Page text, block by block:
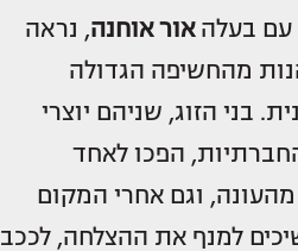
עם בעלהאור אוחנה, נראה
מהחשיפה הגדולה
בני הזוג, שניהם יוצרי
הפכו לאחד
מהעונה, וגם אחרי המקום
למנף את ההצלחה, לככב